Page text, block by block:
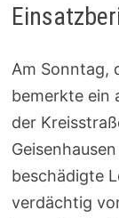
Am Sonntag,
bemerkte ein
der
beschädigte
verdächtig